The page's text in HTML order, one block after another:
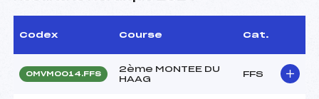
Codex Course Cat.
OMVM0014.FFS
2ème MONTEE DU
HAAG
FFS